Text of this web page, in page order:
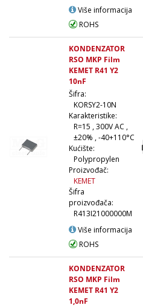
Više informacija
ROHS
KONDENZATOR
RSO MKP Film
KEMET R41 Y2
10nF
Šifra:
KORSY2-10N
Karakteristike:
R=15 , 300V AC ,
±20% , -40+110°C
Kućište:
Polypropylen
Proizvođač:
KEMET
Šifra
proizvođača:
R413I21000000M
Više informacija
ROHS
KONDENZATOR
RSO MKP Film
KEMET R41 Y2
1,0nF